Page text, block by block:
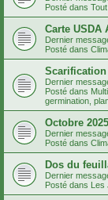
Posté dans
Carte USDA
Dernier
Posté dans
Scarification
Dernier
Posté dans
germination,
Octobre 2025
Dernier
Posté dans
Dos du
Dernier
Posté dans Les